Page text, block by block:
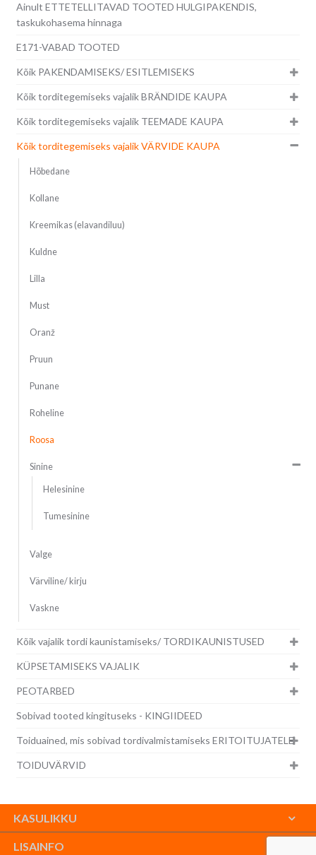
Ainult ETTETELLITAVAD TOOTED HULGIPAKENDIS,
taskukohasema hinnaga
E171-VABAD TOOTED
Kõik PAKENDAMISEKS/ ESITLEMISEKS
Kõik torditegemiseks vajalik BRÄNDIDE KAUPA
Kõik torditegemiseks vajalik TEEMADE KAUPA
Kõik torditegemiseks vajalik VÄRVIDE KAUPA
Hõbedane
Kollane
Kreemikas (elavandiluu)
Kuldne
Lilla
Must
Oranž
Pruun
Punane
Roheline
Roosa
Sinine
Helesinine
Tumesinine
Valge
Värviline/ kirju
Vaskne
Kõik vajalik tordi kaunistamiseks/ TORDIKAUNISTUSED
KÜPSETAMISEKS VAJALIK
PEOTARBED
Sobivad tooted kingituseks - KINGIIDEED
Toiduained, mis sobivad tordivalmistamiseks ERITOITUJATELE
TOIDUVÄRVID
KASULIKKU
LISAINFO